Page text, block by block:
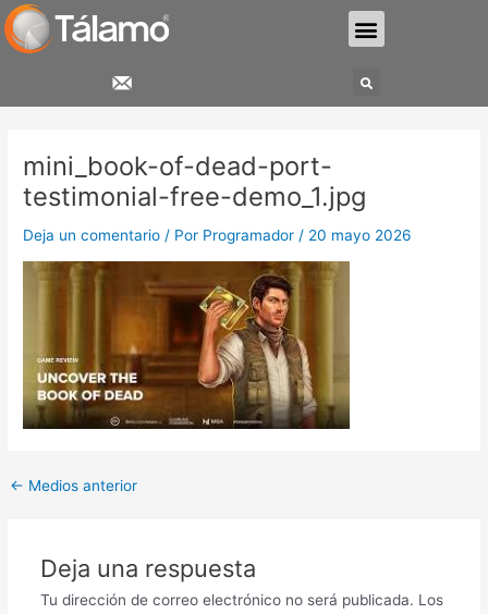
al
contenido
Menu
Search
mini_book-of-dead-port-
testimonial-free-demo_1.jpg
Deja un comentario / Por Programador / 20 mayo 2026
entradas
← Medios anterior
Deja una respuesta
Tu dirección de correo electrónico no será publicada. Los